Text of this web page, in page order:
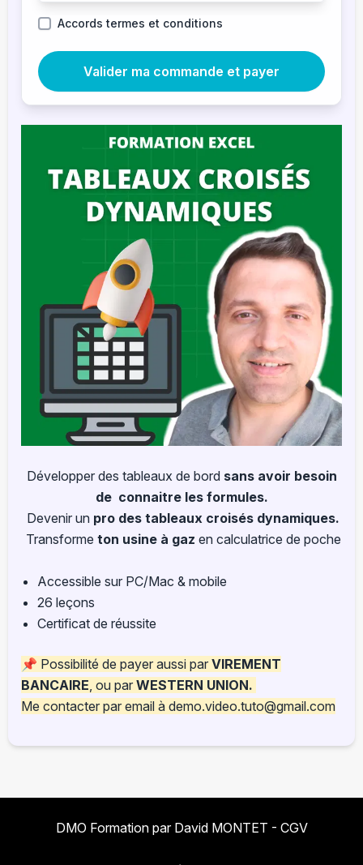
Accords termes et conditions
Valider ma commande et payer
Développer des tableaux de bord sans avoir besoin
de connaitre les formules.
Devenir un pro des tableaux croisés dynamiques.
Transforme ton usine à gaz en calculatrice de poche
Accessible sur PC/Mac & mobile
26 leçons
Certificat de réussite
📌 Possibilité de payer aussi par VIREMENT
BANCAIRE, ou par WESTERN UNION.
Me contacter par email à demo.video.tuto@gmail.com
DMO Formation par David MONTET - CGV